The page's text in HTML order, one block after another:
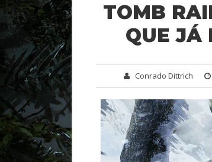
TOMB
QUE JÁ
Conrado Dittrich